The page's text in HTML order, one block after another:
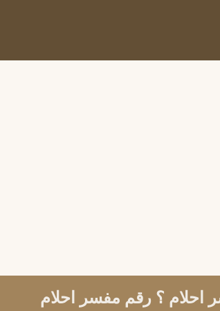
؟ رقم مفسر احلام